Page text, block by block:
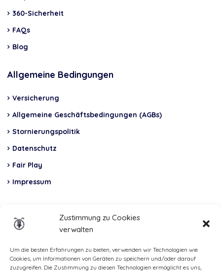
Zustimmung zu Cookies
verwalten
Um die besten Erfahrungen zu bieten, verwenden wir Technologien wie
Cookies, um Informationen von Geräten zu speichern und/oder darauf
zuzugreifen. Die Zustimmung zu diesen Technologien ermöglicht es uns,
360-Sicherheit
FAQs
Blog
Allgemeine Bedingungen
Versicherung
Allgemeine Geschäftsbedingungen (AGBs)
Stornierungspolitik
Datenschutz
Fair Play
Impressum
Total Casco, Partner
Methods
of